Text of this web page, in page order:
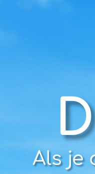
Als je